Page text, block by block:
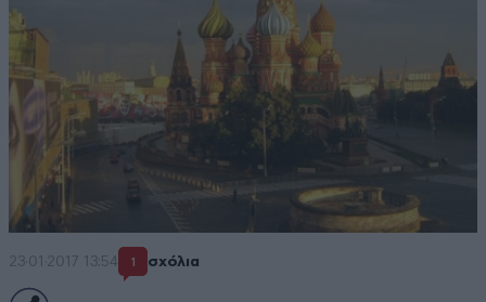
23·01·2017 13:54 1 σχόλια